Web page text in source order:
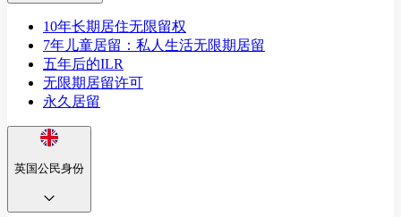
10年长期居住无限留权
7年儿童居留：私人生活无限期居留
五年后的ILR
无限期居留许可
永久居留
英国公民身份